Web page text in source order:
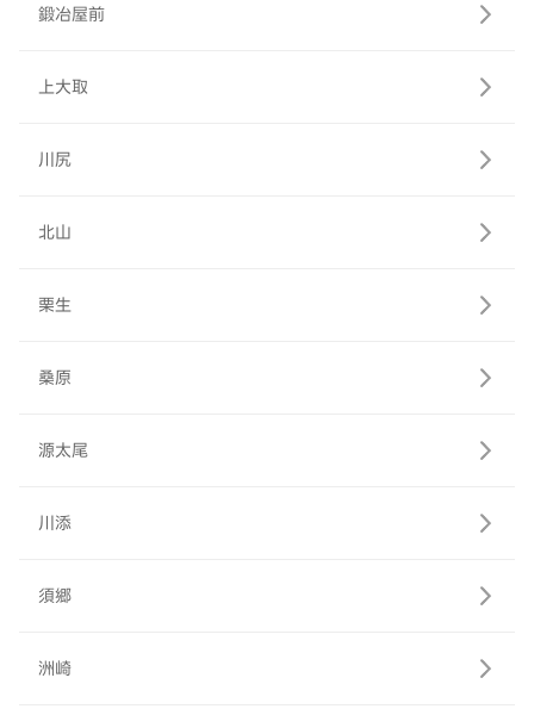
鍛冶屋前
上大取
川尻
北山
栗生
桑原
源太尾
川添
須郷
洲崎